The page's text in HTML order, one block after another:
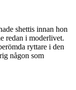
shettis innan hon
redan i moderlivet.
ryttare i den
någon som